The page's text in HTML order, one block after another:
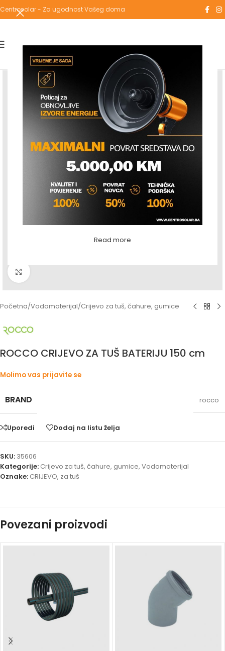
Read more
Centrosolar - Za ugodnost Vašeg doma
Povećaj sliku
Početna/Vodomaterijal/Crijevo za tuš, čahure, gumice
ROCCO CRIJEVO ZA TUŠ BATERIJU 150 cm
Molimo vas prijavite se
BRAND rocco
Uporedi Dodaj na listu želja
SKU: 35606
Kategorije: Crijevo za tuš, čahure, gumice, Vodomaterijal
Oznake: CRIJEVO, za tuš
Povezani proizvodi